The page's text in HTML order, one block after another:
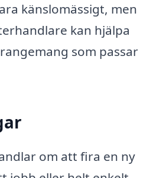
känslomässigt, men
kan hjälpa
som passar
om att fira en ny